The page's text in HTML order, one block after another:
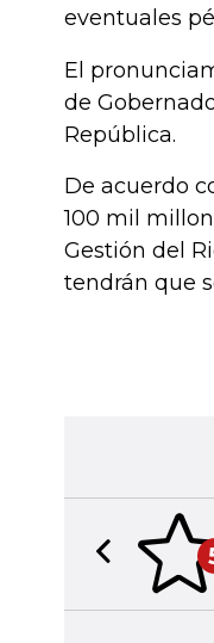
eventuales
El
de
República.
De acuerdo
100 mil
Gestión del
tendrán que
Previous